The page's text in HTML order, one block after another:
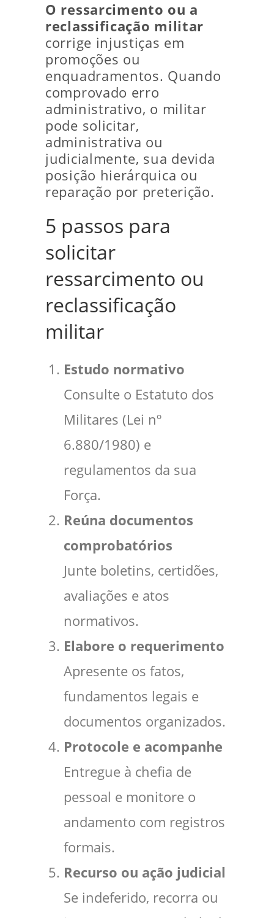
O ressarcimento ou a
reclassificação militar
corrige injustiças em
promoções ou
enquadramentos. Quando
comprovado erro
administrativo, o militar
pode solicitar,
administrativa ou
judicialmente, sua devida
posição hierárquica ou
reparação por preterição.
5 passos para
solicitar
ressarcimento ou
reclassificação
militar
Estudo normativo
Consulte o Estatuto dos
Militares (Lei nº
6.880/1980) e
regulamentos da sua
Força.
Reúna documentos
comprobatórios
Junte boletins, certidões,
avaliações e atos
normativos.
Elabore o requerimento
Apresente os fatos,
fundamentos legais e
documentos organizados.
Protocole e acompanhe
Entregue à chefia de
pessoal e monitore o
andamento com registros
formais.
Recurso ou ação judicial
Se indeferido, recorra ou